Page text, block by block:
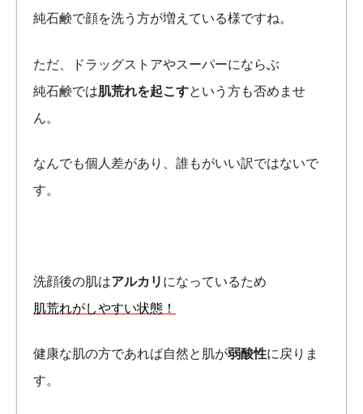
純石鹸で顔を洗う方が増えている様ですね。
ただ、ドラッグストアやスーパーにならぶ
純石鹸では肌荒れを起こすという方も否めませ
ん。
なんでも個人差があり、 誰もがいい訳ではないで
す。
洗顔後の肌はアルカリ になっているため
肌荒れがしやすい状態！
健康な肌の方であれば自然と肌が弱酸性に戻りま
す。